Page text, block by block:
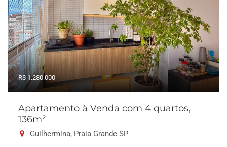
R$ 1.280.000
Apartamento à Venda com 4 quartos,
136m²
Guilhermina, Praia Grande-SP